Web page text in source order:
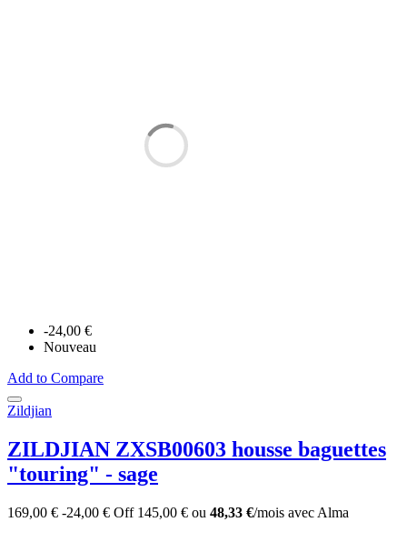
-24,00 €
Nouveau
Add to Compare
Zildjian
ZILDJIAN ZXSB00603 housse baguettes
"touring" - sage
169,00 € -24,00 € Off 145,00 € ou 48,33 €/mois avec Alma